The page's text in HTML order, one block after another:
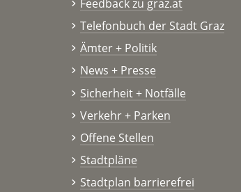
Feedback zu graz.at
Telefonbuch der Stadt Graz
Ämter + Politik
News + Presse
Sicherheit + Notfälle
Verkehr + Parken
Offene Stellen
Stadtpläne
Stadtplan barrierefrei